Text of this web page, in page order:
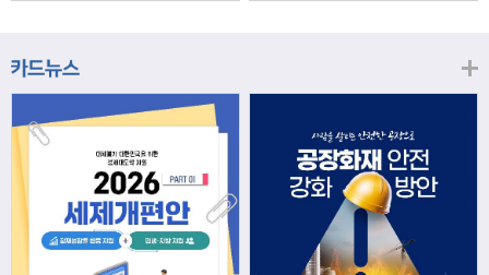
니다. 배움이 쌓이는 시간, 인적자본 학교에
가는 과정입니다. 수업을 통해 배우는 전공
지식, 친구들과의 협업, 다양한 활동 속에서
얻는 문제 해결 경험은 모두 개인의 역량으
로 축적됩니다. 경제학에서는 이.......
20년물 300억원입니다. 그렇다면 3월 개인
1,800억원 ④ 2,000억원 이벤트 안내 응모
기간: 2026년 3월 4일(수) ~ 3월 9일(월) 경
품: 커피쿠폰 (60명) 참여.......